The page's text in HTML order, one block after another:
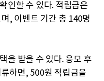
인할 수 있다. 적립금은
, 이벤트 기간 총 140명
을 받을 수 있다. 응모 후
하면, 500원 적립금을